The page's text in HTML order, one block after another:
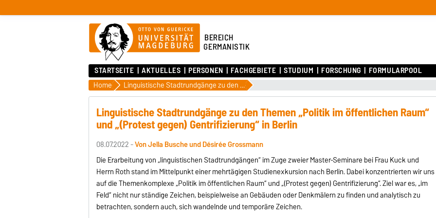
BEREICH
GERMANISTIK
STARTSEITE AKTUELLES PERSONEN FACHGEBIETE STUDIUM FORSCHUNG FORMULARPOOL
Home Linguistische Stadtrundgänge zu den Themen „Politik im öffentlichen Raum“ und „(Protest gegen) Gentrifizierung“ in Berlin
Linguistische Stadtrundgänge zu den Themen „Politik im öffentlichen Raum“
und „(Protest gegen) Gentrifizierung“ in Berlin
08.07.2022 -Von Jella Busche und Désirée Grossmann
Die Erarbeitung von „linguistischen Stadtrundgängen“ im Zuge zweier Master-Seminare bei Frau Kuck und
Herrn Roth stand im Mittelpunkt einer mehrtägigen Studienexkursion nach Berlin. Dabei konzentrierten wir uns
auf die Themenkomplexe „Politik im öffentlichen Raum“ und „(Protest gegen) Gentrifizierung“. Ziel war es, „im
Feld“ nicht nur ständige Zeichen, beispielweise an Gebäuden oder Denkmälern zu finden und analytisch zu
betrachten, sondern auch, sich wandelnde und temporäre Zeichen.